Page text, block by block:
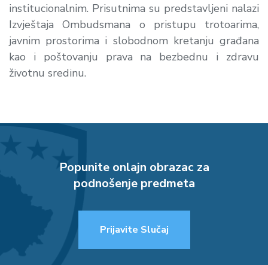
institucionalnim. Prisutnima su predstavljeni nalazi
Izvještaja Ombudsmana o pristupu trotoarima,
javnim prostorima i slobodnom kretanju građana
kao i poštovanju prava na bezbednu i zdravu
životnu sredinu.
Popunite onlajn obrazac za
podnošenje predmeta
Prijavite Slučaj